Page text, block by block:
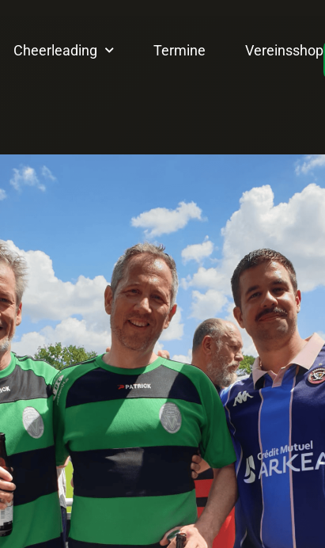
Cheerleading Termine Vereinsshop